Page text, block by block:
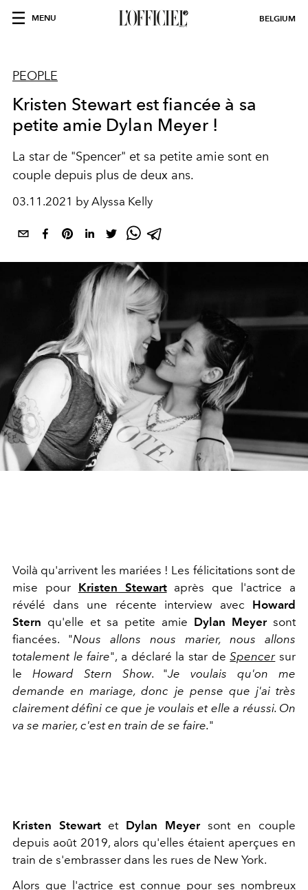
MENU BELGIUM
PEOPLE
Kristen Stewart est fiancée à sa
petite amie Dylan Meyer !
La star de "Spencer" et sa petite amie sont en
couple depuis plus de deux ans.
03.11.2021 by Alyssa Kelly
Voilà qu'arrivent les mariées ! Les félicitations sont de
mise pour Kristen Stewartaprès que l'actrice a
révélé dans une récente interview avec Howard
Stern qu'elle et sa petite amie Dylan Meyersont
fiancées. "Nous allons nous marier, nous allons
totalement le faire", a déclaré la star deSpencersur
le Howard Stern Show. "Je voulais qu'on me
demande en mariage, donc je pense que j'ai très
clairement défini ce que je voulais et elle a réussi. On
va se marier, c'est en train de se faire."
Kristen Stewartet Dylan Meyersont en couple
depuis août 2019, alors qu'elles étaient aperçues en
train de s'embrasser dans les rues de New York.
Alors que l'actrice est connue pour ses nombreux